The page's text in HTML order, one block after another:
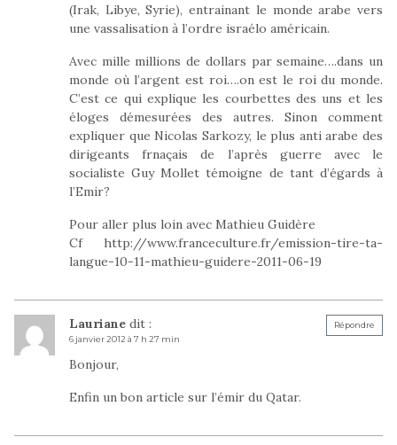
(Irak, Libye, Syrie), entrainant le monde arabe vers
une vassalisation à l’ordre israélo américain.
Avec mille millions de dollars par semaine….dans un
monde où l’argent est roi….on est le roi du monde.
C’est ce qui explique les courbettes des uns et les
éloges démesurées des autres. Sinon comment
expliquer que Nicolas Sarkozy, le plus anti arabe des
dirigeants frnaçais de l’après guerre avec le
socialiste Guy Mollet témoigne de tant d’égards à
l’Emir?
Pour aller plus loin avec Mathieu Guidère
Cf http://www.franceculture.fr/emission-tire-ta-
langue-10-11-mathieu-guidere-2011-06-19
Lauriane dit :
6 janvier 2012 à 7 h 27 min
Bonjour,
Enfin un bon article sur l’émir du Qatar.
Répondre